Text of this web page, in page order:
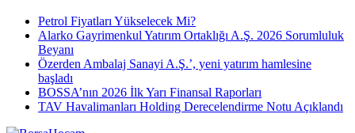
Petrol Fiyatları Yükselecek Mi?
Alarko Gayrimenkul Yatırım Ortaklığı A.Ş. 2026 Sorumluluk
Beyanı
Özerden Ambalaj Sanayi A.Ş.’, yeni yatırım hamlesine
başladı
BOSSA’nın 2026 İlk Yarı Finansal Raporları
TAV Havalimanları Holding Derecelendirme Notu Açıklandı